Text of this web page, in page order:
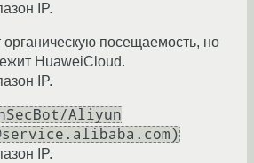
IP.
органическую посещаемость, но
HuaweiCloud.
IP.
Aliyun
IP.